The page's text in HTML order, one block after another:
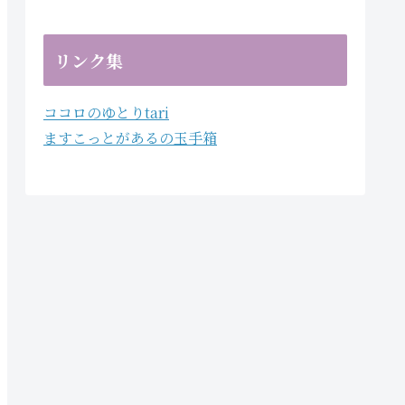
リンク集
ココロのゆとりtari
ますこっとがあるの玉手箱